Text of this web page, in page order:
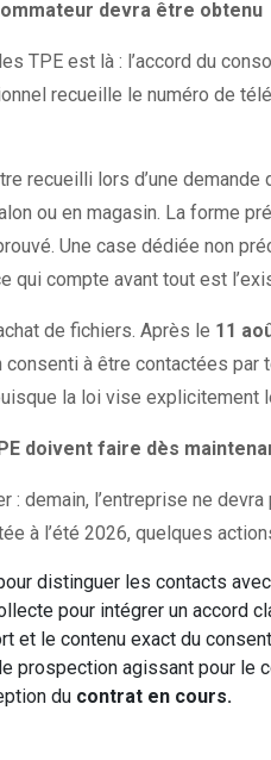
devra être obtenu
TPE est là : l’accord du
recueille le numéro de
recueilli lors d’une
ou en magasin. La forme
Une case dédiée non
qui compte avant tout est
de fichiers. Après le 11
à être contactées
la loi vise explicitement
doivent faire dès
demain, l’entreprise ne
à l’été 2026, quelques
distinguer les contacts
pour intégrer un accord
et le contenu exact du
prospection agissant pour le
du contrat en cours.